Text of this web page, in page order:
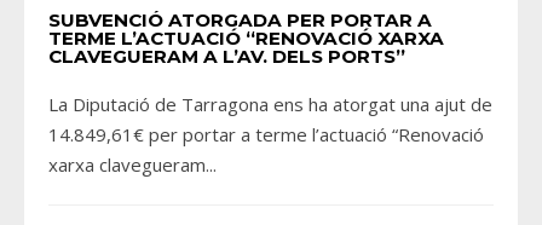
SUBVENCIÓ ATORGADA PER PORTAR A
TERME L’ACTUACIÓ “RENOVACIÓ XARXA
CLAVEGUERAM A L’AV. DELS PORTS”
La Diputació de Tarragona ens ha atorgat una ajut de
14.849,61€ per portar a terme l’actuació “Renovació
xarxa clavegueram...